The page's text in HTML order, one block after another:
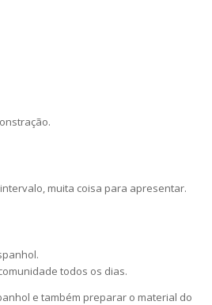
muita coisa para apresentar.
todos os dias.
e também preparar o material do